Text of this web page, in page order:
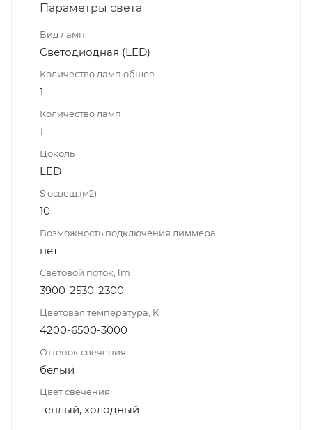
Параметры света
Вид ламп
Светодиодная (LED)
Количество ламп общее
1
Количество ламп
1
Цоколь
LED
S освещ.(м2)
10
Возможность подключения диммера
нет
Световой поток, lm
3900-2530-2300
Цветовая температура, K
4200-6500-3000
Оттенок свечения
белый
Цвет свечения
теплый, холодный